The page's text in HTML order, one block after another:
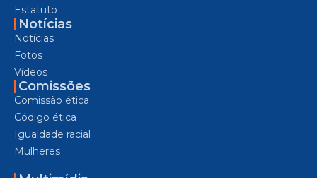
Estatuto
Notícias
Notícias
Fotos
Vídeos
Comissões
Comissão ética
Código ética
Igualdade racial
Mulheres